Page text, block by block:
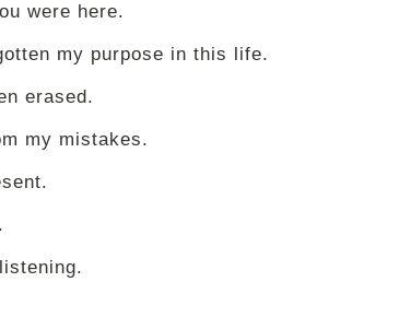
were here.
my purpose in this life.
erased.
my mistakes.